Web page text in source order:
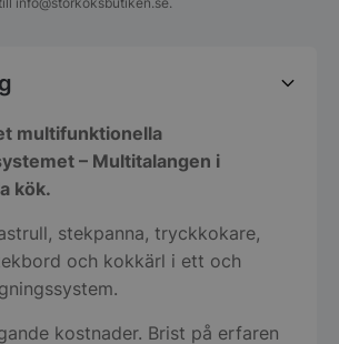
multifunktionella
– Multitalangen i
kök.
stekpanna, tryckkokare,
och kokkärl i ett och
kostnader. Brist på erfaren